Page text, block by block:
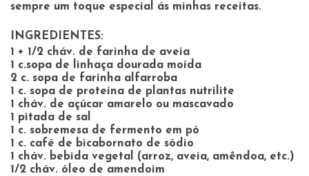
sempre um toque especial ás minhas receitas.
INGREDIENTES:
1 + 1/2 cháv. de farinha de aveia
1 c.sopa de linhaça dourada moída
2 c. sopa de farinha alfarroba
1 c. sopa de proteína de plantas nutrilite
1 cháv. de açúcar amarelo ou mascavado
1 pitada de sal
1 c. sobremesa de fermento em pó
1 c. café de bicabornato de sódio
1 cháv. bebida vegetal (arroz, aveia, amêndoa, etc.)
1/2 cháv. óleo de amendoim